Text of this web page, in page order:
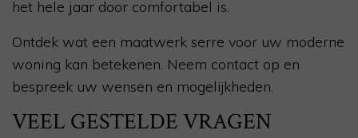
het hele jaar door comfortabel is.
Ontdek wat een maatwerk serre voor uw moderne
woning kan betekenen. Neem contact op en
bespreek uw wensen en mogelijkheden.
VEEL GESTELDE VRAGEN